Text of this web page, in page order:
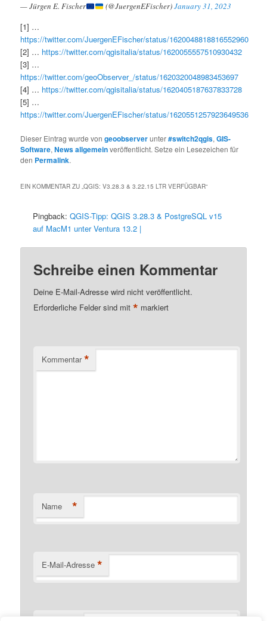
— Jürgen E. Fischer (@JuergenEFischer)January 31, 2023
[1] …
https://twitter.com/JuergenEFischer/status/1620048818816552960
[2] … https://twitter.com/qgisitalia/status/1620055557510930432
[3] …
https://twitter.com/geoObserver_/status/1620320048983453697
[4] … https://twitter.com/qgisitalia/status/1620405187637833728
[5] …
https://twitter.com/JuergenEFischer/status/1620551257923649536
Dieser Eintrag wurde vongeoobserverunter#switch2qgis,GIS-
Software,News allgemeinveröffentlicht. Setze ein Lesezeichen für
den Permalink.
EIN KOMMENTAR ZU „QGIS: V3.28.3 & 3.22.15 LTR VERFÜGBAR“
Pingback:QGIS-Tipp: QGIS 3.28.3 & PostgreSQL v15
auf MacM1 unter Ventura 13.2 |
Schreibe einen Kommentar
Deine E-Mail-Adresse wird nicht veröffentlicht.
Erforderliche Felder sind mit* markiert
Kommentar *
Name *
E-Mail-Adresse *